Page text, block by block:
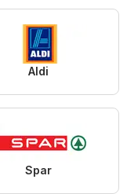
Aldi
Spar